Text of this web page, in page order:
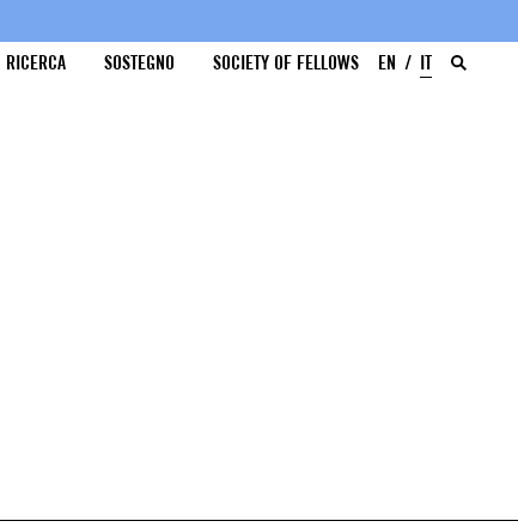
RICERCA SOSTEGNO SOCIETY OF FELLOWS EN IT